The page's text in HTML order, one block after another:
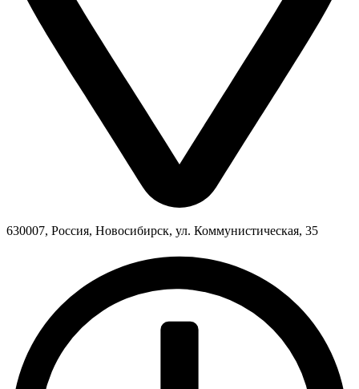
630007, Россия, Новосибирск, ул. Коммунистическая, 35